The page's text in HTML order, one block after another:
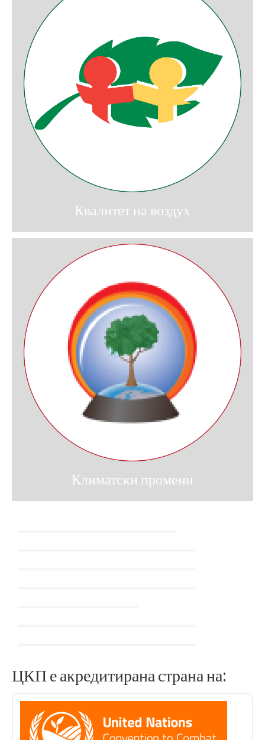
Квалитет на воздух
Климатски промени
ЦКП е акредитирана страна на: